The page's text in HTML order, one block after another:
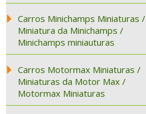
Carros Minichamps Miniaturas /
Miniatura da Minichamps /
Minichamps miniauturas
Carros Motormax Miniaturas /
Miniaturas da Motor Max /
Motormax Miniaturas